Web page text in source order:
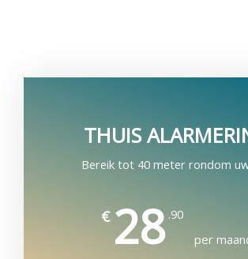
THUIS
Bereik tot 40 meter rondom
€28 .90
per